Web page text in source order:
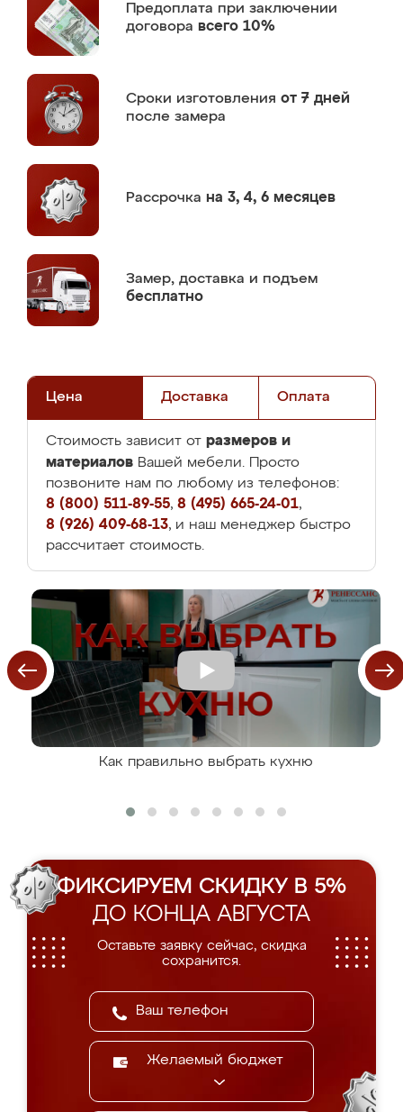
Предоплата при заключении
договора всего 10%
Сроки изготовления от 7 дней
после замера
Рассрочка на 3, 4, 6 месяцев
Замер, доставка и подъем
бесплатно
Цена Доставка Оплата
Стоимость зависит от размеров и
материалов Вашей мебели. Просто
позвоните нам по любому из телефонов:
8 (800) 511-89-55, 8 (495) 665-24-01,
8 (926) 409-68-13, и наш менеджер быстро
рассчитает стоимость.
Как правильно выбрать кухню
ФИКСИРУЕМ СКИДКУ В 5%
ДО КОНЦА АВГУСТА
Оставьте заявку сейчас, скидка
сохранится.
Желаемый бюджет